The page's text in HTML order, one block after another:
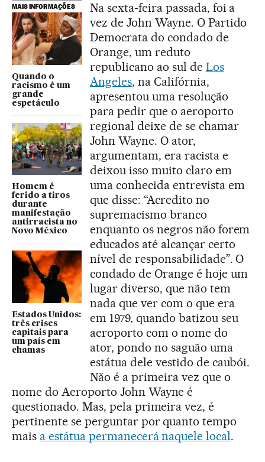
MAIS INFORMAÇÕES
Quando o
racismo é um
grande
espetáculo
Homem é
ferido a tiros
durante
manifestação
antirracista no
Novo México
Estados Unidos:
três crises
capitais para
um país em
chamas
Na sexta-feira passada, foi a
vez de John Wayne. O Partido
Democrata do condado de
Orange, um reduto
republicano ao sul de Los
Angeles, na Califórnia,
apresentou uma resolução
para pedir que o aeroporto
regional deixe de se chamar
John Wayne. O ator,
argumentam, era racista e
deixou isso muito claro em
uma conhecida entrevista em
que disse: “Acredito no
supremacismo branco
enquanto os negros não forem
educados até alcançar certo
nível de responsabilidade”. O
condado de Orange é hoje um
lugar diverso, que não tem
nada que ver com o que era
em 1979, quando batizou seu
aeroporto com o nome do
ator, pondo no saguão uma
estátua dele vestido de caubói.
Não é a primeira vez que o
nome do Aeroporto John Wayne é
questionado. Mas, pela primeira vez, é
pertinente se perguntar por quanto tempo
mais a estátua permanecerá naquele local.